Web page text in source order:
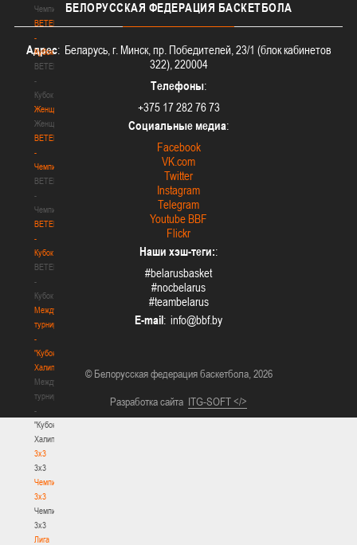
Чемпионат
BETERA
-
Кубок
BETERA
-
Кубок
Женщины
Женщины
BETERA
-
Чемпионат
BETERA
-
Чемпионат
BETERA
-
Кубок
BETERA
-
Кубок
Международный
турнир
-
"Кубок
Халипского"
Международный
турнир
-
"Кубок
Халипского"
3x3
3x3
Чемпионат
3х3
Чемпионат
3х3
Лига
БЕЛОРУССКАЯ ФЕДЕРАЦИЯ БАСКЕТБОЛА
Адрес: Беларусь, г. Минск, пр. Победителей, 23/1 (блок кабинетов
322), 220004
Телефоны:
+375 17 282 76 73
Социальные медиа:
Facebook
VK.com
Twitter
Instagram
Telegram
Youtube BBF
Flickr
Наши хэш-теги::
#belarusbasket
#nocbelarus
#teambelarus
E-mail:
© Белорусская федерация баскетбола, 2026
Разработка сайта ITG-SOFT </>